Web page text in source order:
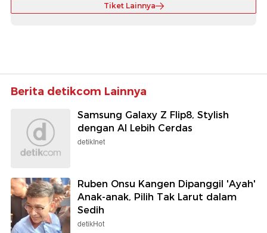
Tiket Lainnya
Berita detikcom Lainnya
Samsung Galaxy Z Flip8, Stylish
dengan AI Lebih Cerdas
detikInet
Ruben Onsu Kangen Dipanggil 'Ayah'
Anak-anak, Pilih Tak Larut dalam
Sedih
detikHot